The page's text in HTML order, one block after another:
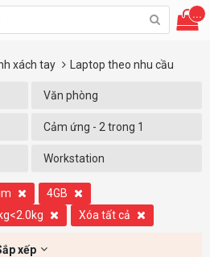
...
xách tay Laptop theo nhu cầu
Văn phòng
Cảm ứng - 2 trong 1
Workstation
4GB
Xóa tất cả
xếp